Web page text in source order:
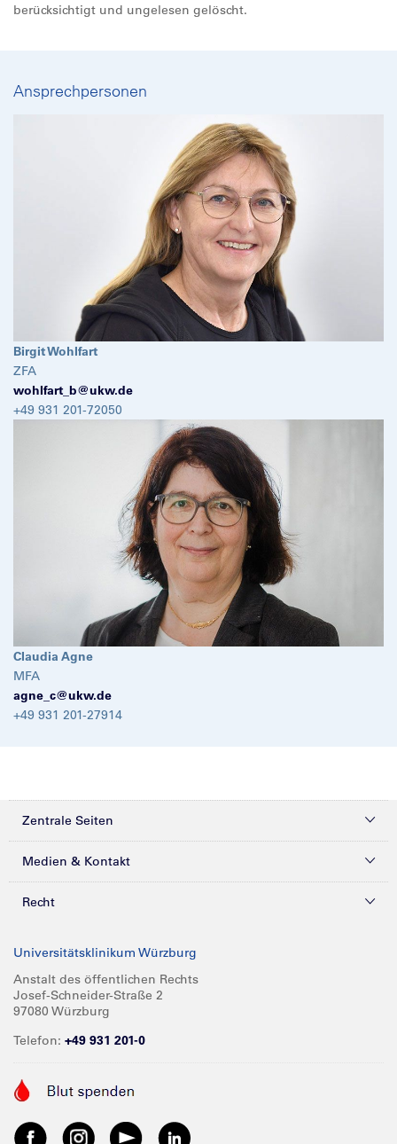
berücksichtigt und ungelesen gelöscht.
Ansprechpersonen
Birgit Wohlfart
ZFA
wohlfart_b@ukw.de
+49 931 201-72050
Claudia Agne
MFA
agne_c@ukw.de
+49 931 201-27914
Zentrale Seiten
Kliniken & Zentren
Forschung
Karriere
Medien & Kontakt
Presse
Glossar
Spenden
Anreise
Recht
Compliance
Impressum
Barrierefreiheit
Universitätsklinikum Würzburg
Anstalt des öffentlichen Rechts
Josef-Schneider-Straße 2
97080 Würzburg
Telefon: +49 931 201-0